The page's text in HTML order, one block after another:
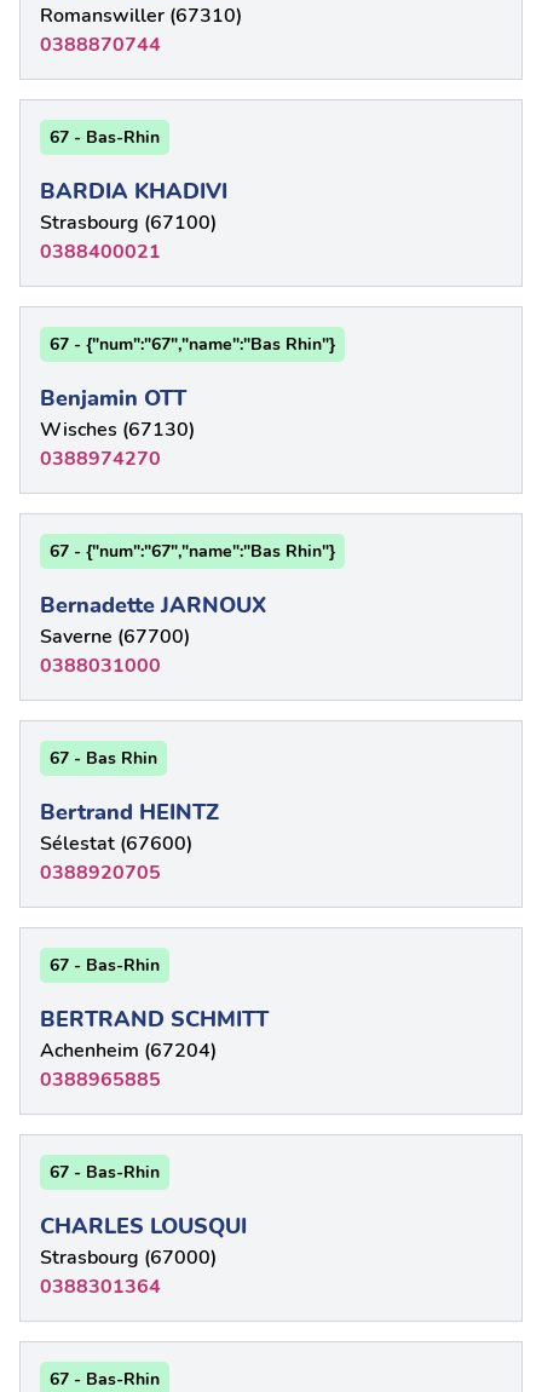
Romanswiller (67310)
0388870744
67 - Bas-Rhin
BARDIA KHADIVI
Strasbourg (67100)
0388400021
67 - {"num":"67","name":"Bas Rhin"}
Benjamin OTT
Wisches (67130)
0388974270
67 - {"num":"67","name":"Bas Rhin"}
Bernadette JARNOUX
Saverne (67700)
0388031000
67 - Bas Rhin
Bertrand HEINTZ
Sélestat (67600)
0388920705
67 - Bas-Rhin
BERTRAND SCHMITT
Achenheim (67204)
0388965885
67 - Bas-Rhin
CHARLES LOUSQUI
Strasbourg (67000)
0388301364
67 - Bas-Rhin